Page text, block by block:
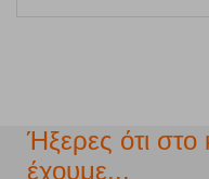
Ήξερες ότι
έχουμε...